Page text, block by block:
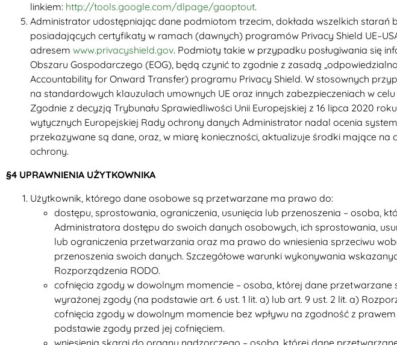
linkiem: http://tools.google.com/dlpage/gaoptout.
Administrator udostępniając dane podmiotom trzecim, dokłada wszelkich starań
posiadających certyfikaty w ramach (dawnych) programów Privacy Shield
adresem www.privacyshield.gov. Podmioty takie w przypadku posługiwania się
Obszaru Gospodarczego (EOG), będą czynić to zgodnie z zasadą
Accountability for Onward Transfer) programu Privacy Shield. W stosownych
na standardowych klauzulach umownych UE oraz innych zabezpieczeniach w
Zgodnie z decyzją Trybunału Sprawiedliwości Unii Europejskiej z 16 lipca 2020
wytycznych Europejskiej Rady ochrony danych Administrator nadal ocenia
przekazywane są dane, oraz, w miarę konieczności, aktualizuje środki mające na
ochrony.
§4 UPRAWNIENIA UŻYTKOWNIKA
Użytkownik, którego dane osobowe są przetwarzane ma prawo do:
dostępu, sprostowania, ograniczenia, usunięcia lub przenoszenia – osoba,
Administratora dostępu do swoich danych osobowych, ich sprostowania,
lub ograniczenia przetwarzania oraz ma prawo do wniesienia sprzeciwu
przenoszenia swoich danych. Szczegółowe warunki wykonywania
Rozporządzenia RODO.
cofnięcia zgody w dowolnym momencie – osoba, której dane
wyrażonej zgody (na podstawie art. 6 ust. 1 lit. a) lub art. 9 ust. 2 lit. a)
cofnięcia zgody w dowolnym momencie bez wpływu na zgodność z
podstawie zgody przed jej cofnięciem.
wniesienia skargi do organu nadzorczego – osoba, której dane